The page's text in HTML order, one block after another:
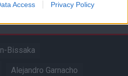
Access Privacy Policy
Bissaka
Alejandro Garnacho